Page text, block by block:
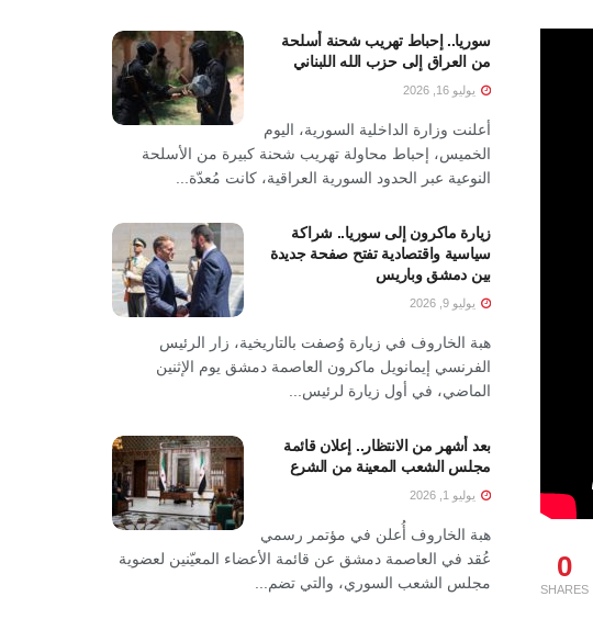
0
SHARES
سوريا.. إحباط تهريب شحنة أسلحة
من العراق إلى حزب الله اللبناني
يوليو 16, 2026
أعلنت وزارة الداخلية السورية، اليوم
الخميس، إحباط محاولة تهريب شحنة كبيرة من الأسلحة
النوعية عبر الحدود السورية العراقية، كانت مُعدّة...
زيارة ماكرون إلى سوريا.. شراكة
سياسية واقتصادية تفتح صفحة جديدة
بين دمشق وباريس
يوليو 9, 2026
هبة الخاروف في زيارة وُصفت بالتاريخية، زار الرئيس
الفرنسي إيمانويل ماكرون العاصمة دمشق يوم الإثنين
الماضي، في أول زيارة لرئيس...
بعد أشهر من الانتظار.. إعلان قائمة
مجلس الشعب المعينة من الشرع
يوليو 1, 2026
هبة الخاروف أُعلن في مؤتمر رسمي
عُقد في العاصمة دمشق عن قائمة الأعضاء المعيّنين لعضوية
مجلس الشعب السوري، والتي تضم...